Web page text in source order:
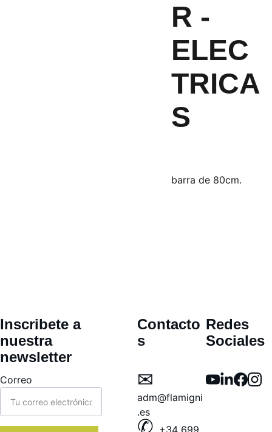
R -
ELEC
TRICA
S
barra de 80cm.
Contacto
s
Correo ✉︎
adm@flamigni
.es
Redes
Sociales
Inscribete a
nuestra
newsletter
✆ +34 699